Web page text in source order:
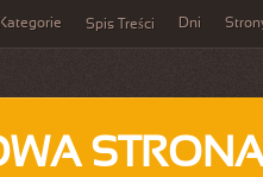
Kategorie Spis Treści Dni